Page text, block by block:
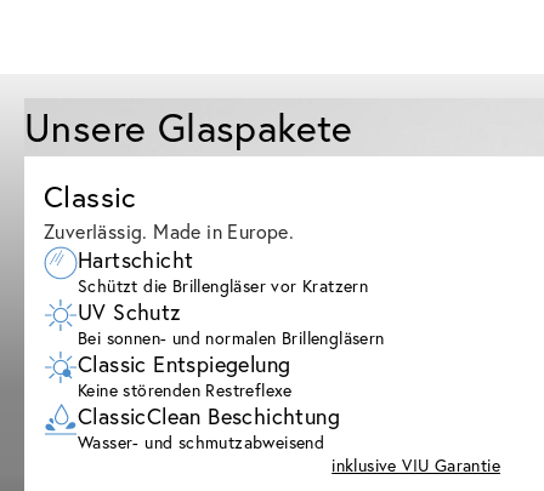
Unsere Glaspakete
Classic
Zuverlässig. Made in Europe.
Hartschicht
Schützt die Brillengläser vor Kratzern
UV Schutz
Bei sonnen- und normalen Brillengläsern
Classic Entspiegelung
Keine störenden Restreflexe
ClassicClean Beschichtung
Wasser- und schmutzabweisend
inklusive VIU Garantie